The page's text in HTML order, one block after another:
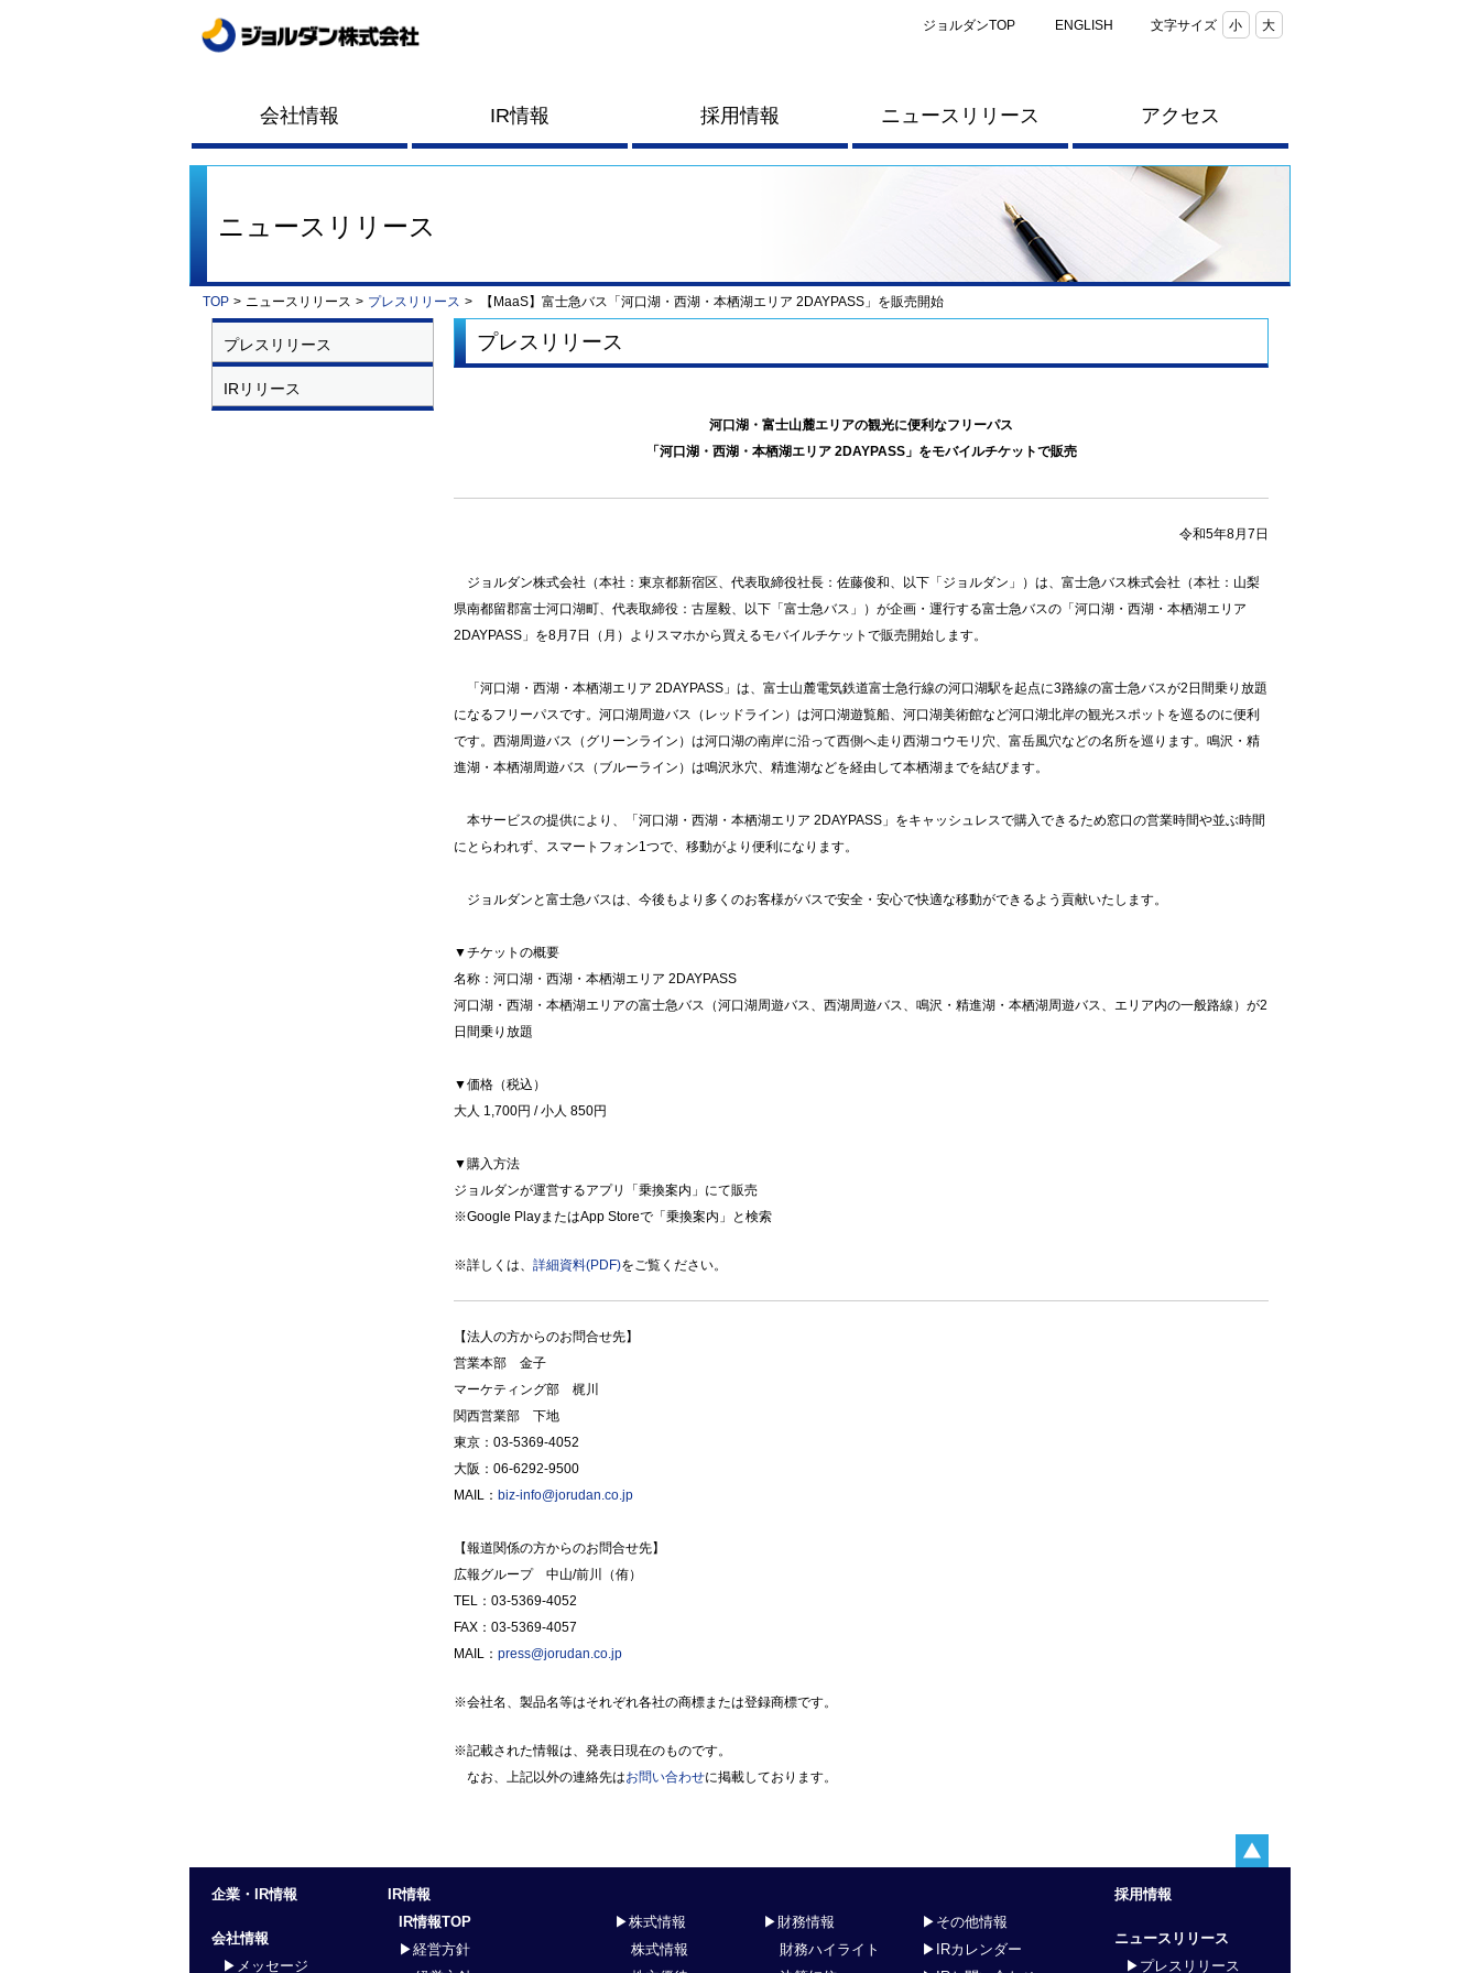
ジョルダンTOP ENGLISH 文字サイズ 小 大
会社情報 IR情報 採用情報 ニュースリリース アクセス
ニュースリリース
TOP > ニュースリリース > プレスリリース > 【MaaS】富士急バス「河口湖・西湖・本栖湖エリア 2DAYPASS」を販売開始
プレスリリース
IRリリース
プレスリリース
河口湖・富士山麓エリアの観光に便利なフリーパス
「河口湖・西湖・本栖湖エリア 2DAYPASS」をモバイルチケットで販売
令和5年8月7日
ジョルダン株式会社（本社：東京都新宿区、代表取締役社長：佐藤俊和、以下「ジョルダン」）は、富士急バス株式会社（本社：山梨
県南都留郡富士河口湖町、代表取締役：古屋毅、以下「富士急バス」）が企画・運行する富士急バスの「河口湖・西湖・本栖湖エリア
2DAYPASS」を8月7日（月）よりスマホから買えるモバイルチケットで販売開始します。
「河口湖・西湖・本栖湖エリア 2DAYPASS」は、富士山麓電気鉄道富士急行線の河口湖駅を起点に3路線の富士急バスが2日間乗り放題
になるフリーパスです。河口湖周遊バス（レッドライン）は河口湖遊覧船、河口湖美術館など河口湖北岸の観光スポットを巡るのに便利
です。西湖周遊バス（グリーンライン）は河口湖の南岸に沿って西側へ走り西湖コウモリ穴、富岳風穴などの名所を巡ります。鳴沢・精
進湖・本栖湖周遊バス（ブルーライン）は鳴沢氷穴、精進湖などを経由して本栖湖までを結びます。
本サービスの提供により、「河口湖・西湖・本栖湖エリア 2DAYPASS」をキャッシュレスで購入できるため窓口の営業時間や並ぶ時間
にとらわれず、スマートフォン1つで、移動がより便利になります。
ジョルダンと富士急バスは、今後もより多くのお客様がバスで安全・安心で快適な移動ができるよう貢献いたします。
▼チケットの概要
名称：河口湖・西湖・本栖湖エリア 2DAYPASS
河口湖・西湖・本栖湖エリアの富士急バス（河口湖周遊バス、西湖周遊バス、鳴沢・精進湖・本栖湖周遊バス、エリア内の一般路線）が2
日間乗り放題
▼価格（税込）
大人 1,700円 / 小人 850円
▼購入方法
ジョルダンが運営するアプリ「乗換案内」にて販売
※Google PlayまたはApp Storeで「乗換案内」と検索
※詳しくは、 詳細資料(PDF)をご覧ください。
【法人の方からのお問合せ先】
営業本部 金子
マーケティング部 梶川
関西営業部 下地
東京：03-5369-4052
大阪：06-6292-9500
MAIL： biz-info@jorudan.co.jp
【報道関係の方からのお問合せ先】
広報グループ 中山/前川（侑）
TEL：03-5369-4052
FAX：03-5369-4057
MAIL： press@jorudan.co.jp
※会社名、製品名等はそれぞれ各社の商標または登録商標です。
※記載された情報は、発表日現在のものです。
なお、上記以外の連絡先はお問い合わせに掲載しております。
企業・IR情報
会社情報
▶メッセージ
IR情報
IR情報TOP
▶経営方針
▶株式情報
株式情報
▶財務情報
財務ハイライト
▶その他情報
▶IRカレンダー
採用情報
ニュースリリース
▶プレスリリース